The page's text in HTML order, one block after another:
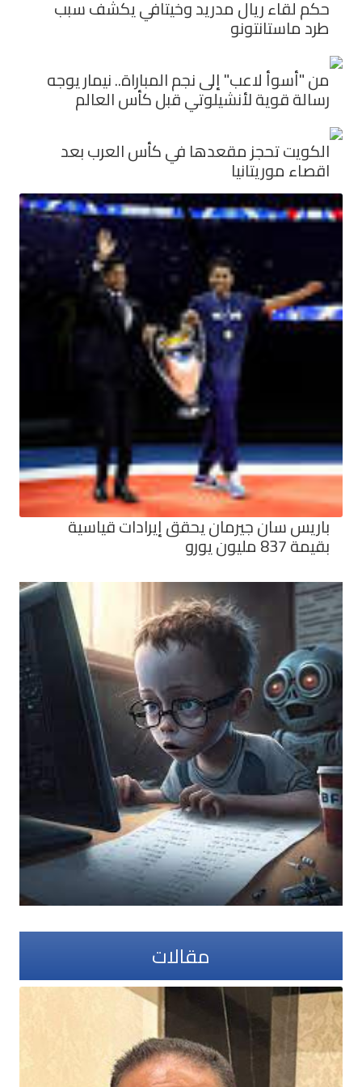
حكم لقاء ريال مدريد وخيتافي يكشف سبب
طرد ماستانتونو
من "أسوأ لاعب" إلى نجم المباراة.. نيمار يوجه
رسالة قوية لأنشيلوتي قبل كأس العالم
الكويت تحجز مقعدها في كأس العرب بعد
اقصاء موريتانيا
باريس سان جيرمان يحقق إيرادات قياسية
بقيمة 837 مليون يورو
مقالات